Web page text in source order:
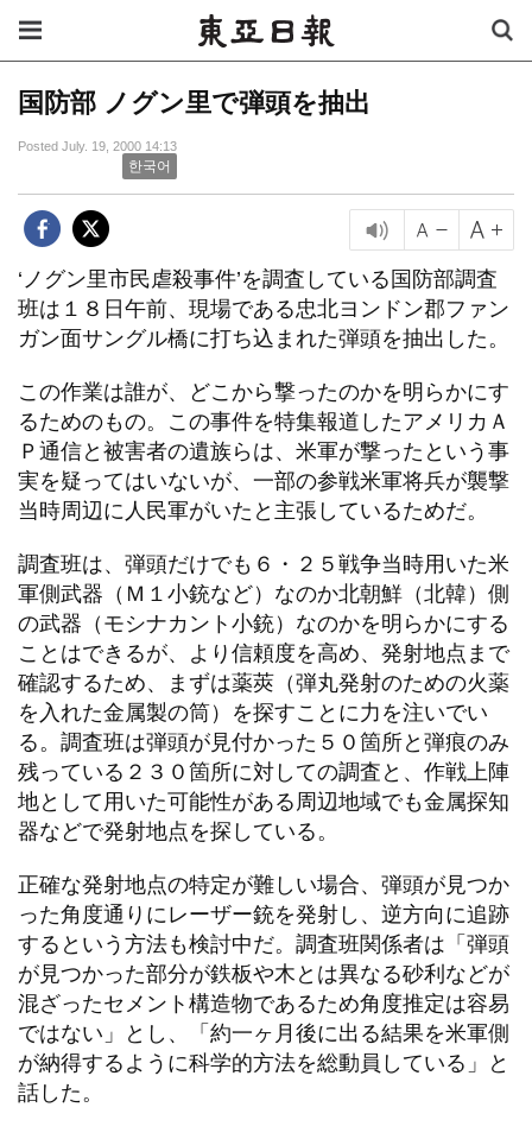
国防部 ノグン里で弾頭を抽出
Posted July. 19, 2000 14:13
한국어
‘ノグン里市民虐殺事件’を調査している国防部調査
班は１８日午前、現場である忠北ヨンドン郡ファン
ガン面サングル橋に打ち込まれた弾頭を抽出した。
この作業は誰が、どこから撃ったのかを明らかにす
るためのもの。この事件を特集報道したアメリカＡ
Ｐ通信と被害者の遺族らは、米軍が撃ったという事
実を疑ってはいないが、一部の参戦米軍将兵が襲撃
当時周辺に人民軍がいたと主張しているためだ。
調査班は、弾頭だけでも６・２５戦争当時用いた米
軍側武器（Ｍ１小銃など）なのか北朝鮮（北韓）側
の武器（モシナカント小銃）なのかを明らかにする
ことはできるが、より信頼度を高め、発射地点まで
確認するため、まずは薬莢（弾丸発射のための火薬
を入れた金属製の筒）を探すことに力を注いでい
る。調査班は弾頭が見付かった５０箇所と弾痕のみ
残っている２３０箇所に対しての調査と、作戦上陣
地として用いた可能性がある周辺地域でも金属探知
器などで発射地点を探している。
正確な発射地点の特定が難しい場合、弾頭が見つか
った角度通りにレーザー銃を発射し、逆方向に追跡
するという方法も検討中だ。調査班関係者は「弾頭
が見つかった部分が鉄板や木とは異なる砂利などが
混ざったセメント構造物であるため角度推定は容易
ではない」とし、「約一ヶ月後に出る結果を米軍側
が納得するように科学的方法を総動員している」と
話した。